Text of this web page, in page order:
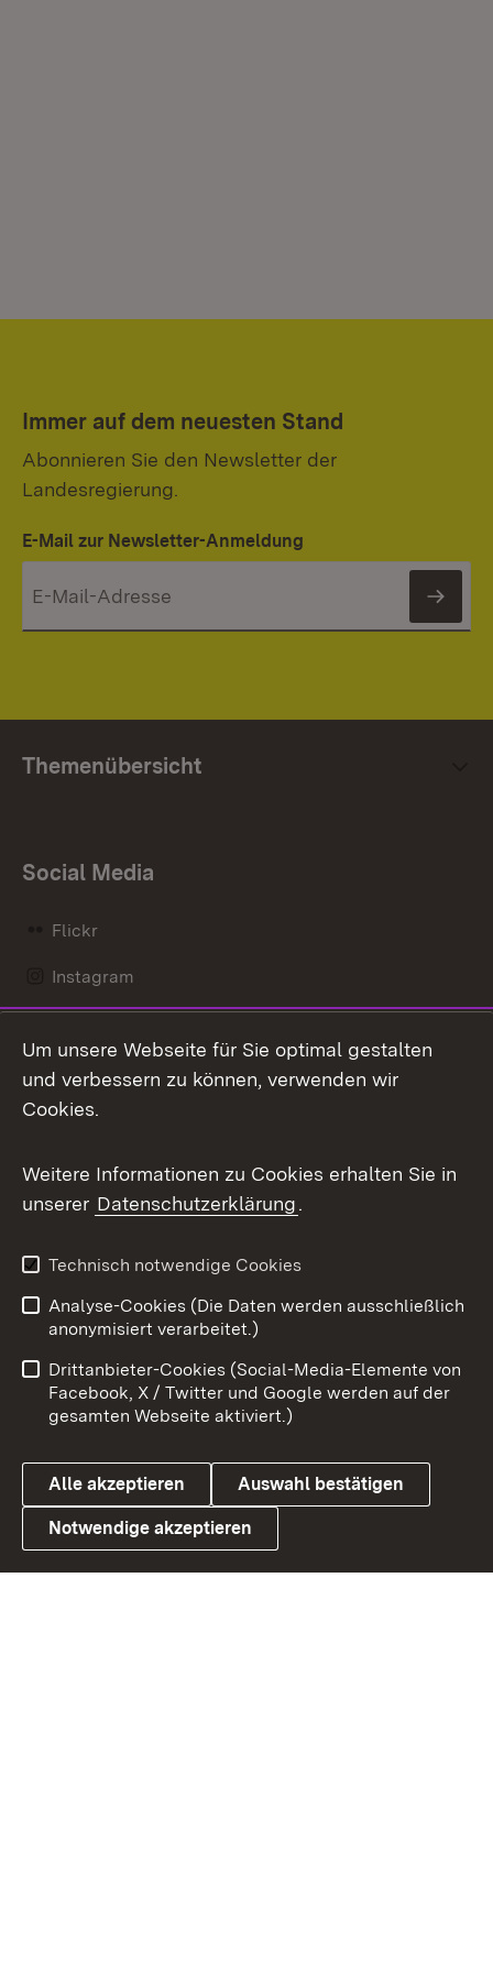
Immer auf dem neuesten Stand
Abonnieren Sie den Newsletter der
Landesregierung.
E-Mail zur Newsletter-Anmeldung
Themenübersicht
Social Media
Flickr
Instagram
Mastodon
Messenger
Social Wall
X / Twitter
Youtube
Link zum Landesportal
Benutzungshinweise
Barrierefreiheit
Datenschutz
Cookies
Um unsere Webseite für Sie optimal gestalten
und verbessern zu können, verwenden wir
Cookies.
Weitere Informationen zu Cookies erhalten Sie in
unserer Datenschutzerklärung.
Technisch notwendige Cookies
Analyse-Cookies (Die Daten werden ausschließlich
anonymisiert verarbeitet.)
Drittanbieter-Cookies (Social-Media-Elemente von
Facebook, X / Twitter und Google werden auf der
gesamten Webseite aktiviert.)
Alle akzeptieren Auswahl bestätigen
Notwendige akzeptieren